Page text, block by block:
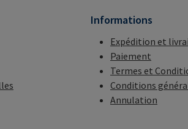
Informations
Expédition et
Paiement
Termes et
Conditions
Annulation